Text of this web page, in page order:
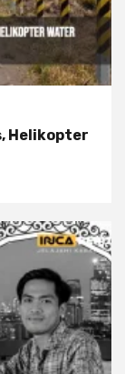
Helikopter